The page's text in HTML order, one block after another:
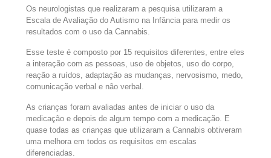
Os neurologistas que realizaram a pesquisa utilizaram a
Escala de Avaliação do Autismo na Infância para medir os
resultados com o uso da Cannabis.
Esse teste é composto por 15 requisitos diferentes, entre eles
a interação com as pessoas, uso de objetos, uso do corpo,
reação a ruídos, adaptação as mudanças, nervosismo, medo,
comunicação verbal e não verbal.
As crianças foram avaliadas antes de iniciar o uso da
medicação e depois de algum tempo com a medicação. E
quase todas as crianças que utilizaram a Cannabis obtiveram
uma melhora em todos os requisitos em escalas
diferenciadas.